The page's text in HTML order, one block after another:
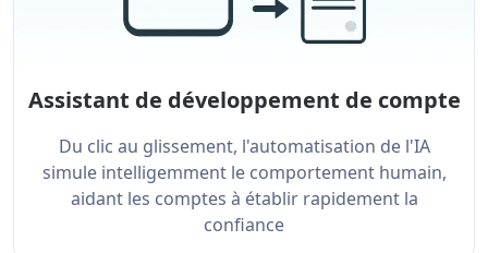
Assistant de développement de compte
Du clic au glissement, l'automatisation de l'IA
simule intelligemment le comportement humain,
aidant les comptes à établir rapidement la
confiance